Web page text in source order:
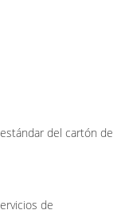
del cartón de
de